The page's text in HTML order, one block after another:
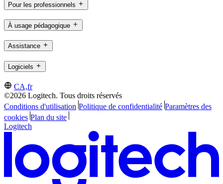
Pour les professionnels
À usage pédagogique
Assistance
Logiciels
CA,fr
©2026 Logitech. Tous droits réservés
Conditions d'utilisation Politique de confidentialité Paramètres des
cookies Plan du site
Logitech